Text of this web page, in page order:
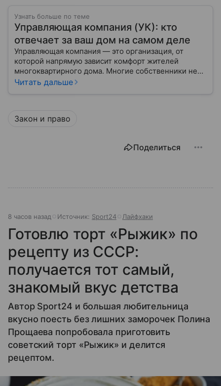
Узнать больше по теме
Управляющая компания (УК): кто
отвечает за ваш дом на самом деле
Управляющая компания — это организация, от
которой напрямую зависит комфорт жителей
многоквартирного дома. Многие собственники не
до конца понимают, какие именно услуги УК
Читать дальше
Закон и право
Поделиться
8 часов назад Источник: Sport24 Лайфхаки
Готовлю торт «Рыжик» по
рецепту из СССР:
получается тот самый,
знакомый вкус детства
Автор Sport24 и большая любительница
вкусно поесть без лишних заморочек Полина
Прощаева попробовала приготовить
советский торт «Рыжик» и делится
рецептом.